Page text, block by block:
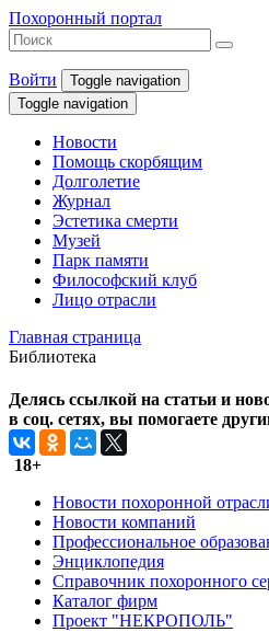
Похоронный портал
Войти
Toggle navigation
Toggle navigation
Новости
Помощь скорбящим
Долголетие
Журнал
Эстетика смерти
Музей
Парк памяти
Философский клуб
Лицо отрасли
Главная страница
Библиотека
Делясь ссылкой на статьи и
в соц. сетях, вы помогаете
18+
Новости похоронной
Новости компаний
Профессиональное
Энциклопедия
Справочник похоронного
Каталог фирм
Проект "НЕКРОПОЛЬ"